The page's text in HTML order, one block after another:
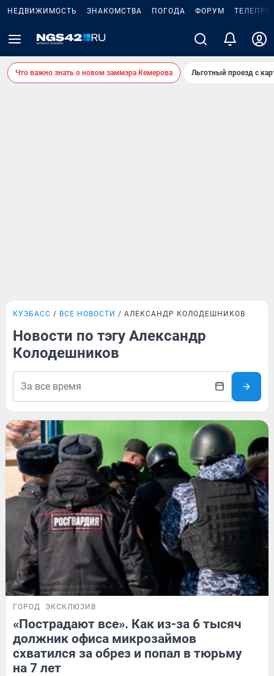
НЕДВИЖИМОСТЬ ЗНАКОМСТВА ПОГОДА ФОРУМ
Что важно знать о новом заммэра Кемерова Льготный проезд с
КУЗБАСС ВСЕ НОВОСТИ АЛЕКСАНДР КОЛОДЕШНИКОВ
Новости по тэгу Александр
Колодешников
ГОРОД ЭКСКЛЮЗИВ
«Пострадают все». Как из-за 6 тысяч
должник офиса микрозаймов
схватился за обрез и попал в тюрьму
на 7 лет